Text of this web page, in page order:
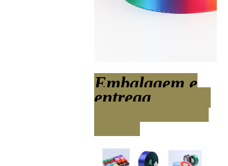
Embalagem e
entrega